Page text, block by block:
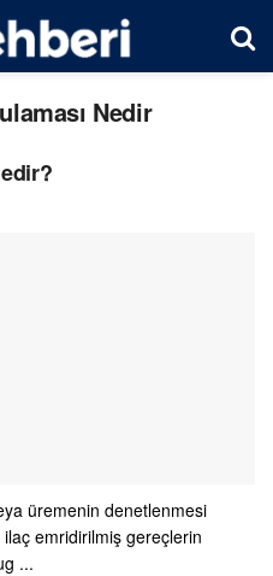
Nedir
üremenin denetlenmesi
emridirilmiş gereçlerin
...